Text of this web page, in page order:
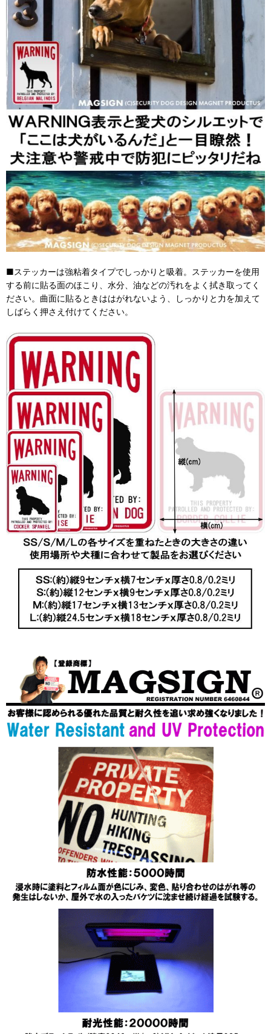
■ステッカーは強粘着タイプでしっかりと吸着。ステッカーを使用
する前に貼る面のほこり、水分、油などの汚れをよく拭き取ってく
ださい。曲面に貼るときははがれないよう、しっかりと力を加えて
しばらく押さえ付けてください。